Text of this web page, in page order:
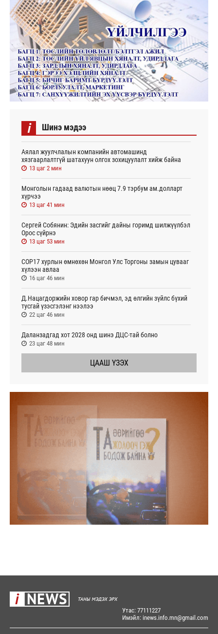
i Шинэ мэдээ
Аялал жуулчлалын компанийн автомашинд
хязгаарлалтгүй шатахуун олгох зохицуулалт хийж байна
13 цаг 2 мин
Монголын гадаад валютын нөөц 7.9 тэрбум ам.долларт
хүрчээ
13 цаг 41 мин
Сергей Собянин: Эдийн засгийг дайны горимд шилжүүлбэл
Орос сүйрнэ
13 цаг 53 мин
COP17 хурлын өмнөхөн Монгол Улс Торгоны замын цувааг
хүлээн авлаа
16 цаг 46 мин
Д.Нацагдоржийн ховор гар бичмэл, эд өлгийн зүйлс бүхий
тусгай үзэсгэлэнг нээлээ
22 цаг 46 мин
Даланзадгад хот 2028 онд шинэ ДЦС-тай болно
23 цаг 48 мин
ЦААШ ҮЗЭХ
Утас: 77111227
Имэйл: inews.info.mn@gmail.com